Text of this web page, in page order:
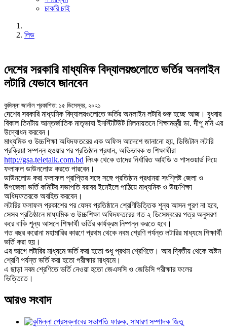
চাকরি চাই
লিড
দেশের সরকারি মাধ্যমিক বিদ্যালয়গুলোতে ভর্তির অনলাইন
লটারি যেভাবে জানবেন
কুমিল্লা জার্নাল প্রকাশিত: ১৫ ডিসেম্বর, ২০২১
দেশের সরকারি মাধ্যমিক বিদ্যালয়গুলোতে ভর্তির অনলাইন লটারি শুরু হচ্ছে আজ। বুধবার
বিকাল তিনটায় আন্তর্জাতিক মাতৃভাষা ইনস্টিটিউট মিলনায়তনে শিক্ষামন্ত্রী ডা. দীপু মনি এর
উদ্বোধন করবেন।
মাধ্যমিক ও উচ্চশিক্ষা অধিদফতরের এক অফিস আদেশে জানানো হয়, ডিজিটাল লটারি
প্রক্রিয়া সম্পন্ন হওয়ার পর প্রতিষ্ঠান প্রধান, অভিভাবক ও শিক্ষার্থীরা
http://gsa.teletalk.com.bd লিংক থেকে তাদের নির্ধারিত আইডি ও পাসওয়ার্ড দিয়ে
ফলাফল ডাউনলোড করতে পারবেন।
ডাউনলোড করা ফলাফল প্রাপ্তির সঙ্গে সঙ্গে প্রতিষ্ঠান প্রধানরা সংশ্লিষ্ট জেলা ও
উপজেলা ভর্তি কমিটির সভাপতি বরাবর ইমেইলে পাঠিয়ে মাধ্যমিক ও উচ্চশিক্ষা
অধিদফতরকে অবহিত করবেন।
লটারির ফলাফল প্রকাশের পর যেসব প্রতিষ্ঠানে শ্রেণিভিত্তিক শূন্য আসন পূরণ না হবে,
সেসব প্রতিষ্ঠানে মাধ্যমিক ও উচ্চশিক্ষা অধিদফতরের গত ২ ডিসেম্বরের পত্র অনুসরণ
করে বাকি শূন্য আসনে শিক্ষার্থী ভর্তির কার্যক্রম নিষ্পন্ন করতে হবে।
গত বছর করোনা মহামারির কারণে প্রথম থেকে নবম শ্রেণি পর্যন্ত লটারির মাধ্যমে শিক্ষার্থী
ভর্তি করা হয়।
এর আগে লটারির মাধ্যমে ভর্তি করা হতো শুধু প্রথম শ্রেণিতে। আর দ্বিতীয় থেকে অষ্টম
শ্রেণি পর্যন্ত ভর্তি করা হতো পরীক্ষার মাধ্যমে।
এ ছাড়া নবম শ্রেণিতে ভর্তি নেওয়া হতো জেএসসি ও জেডিসি পরীক্ষার ফলের
ভিত্তিতে।
আরও সংবাদ